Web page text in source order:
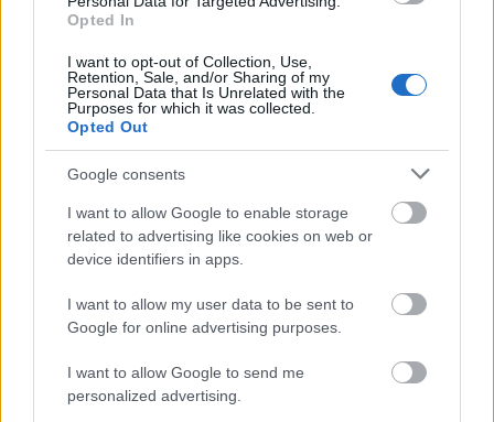
Opted In
I want to opt-out of Collection, Use,
Retention, Sale, and/or Sharing of my
Personal Data that Is Unrelated with the
Purposes for which it was collected.
Opted Out
Google consents
I want to allow Google to enable storage
related to advertising like cookies on web or
device identifiers in apps.
I want to allow my user data to be sent to
Google for online advertising purposes.
I want to allow Google to send me
personalized advertising.
múzeum alapításakor kevés tapasztalatuk
Igyekeztek minél eredetibb állapotban
elkészíteni a házakat, így aztán az is
előfordult, hogy még a pudvás deszkát,
talpgerendát is beillesztették az épületbe,
ami elnyelte a konzerváló anyagokat és
Vándor László végül beszámolt arról is, hogy
a falumúzeum 15 millió forint pályázati
támogatást nyert a zalalövői hajlított ház és a
torkos pajta együttes, látogatóbarát célú
kiépítése után a 19. század végi hangulatot
idéző portán zajlanak majd a különböző